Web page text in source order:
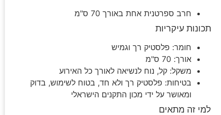
חרב ספרטנית אחת באורך 70 ס"מ
תכונות עיקריות
חומר: פלסטיק רך וגמיש
אורך: 70 ס"מ
משקל: קל, נוח לנשיאה לאורך כל האירוע
בטיחות: פלסטיק רך ולא חד, בטוח לשימוש, בדוק
ומאושר על ידי מכון התקנים הישראלי
למי זה מתאים